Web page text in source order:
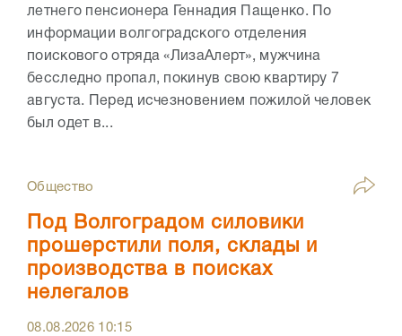
летнего пенсионера Геннадия Пащенко. По
информации волгоградского отделения
поискового отряда «ЛизаАлерт», мужчина
бесследно пропал, покинув свою квартиру 7
августа. Перед исчезновением пожилой человек
был одет в...
Общество
Под Волгоградом силовики
прошерстили поля, склады и
производства в поисках
нелегалов
08.08.2026 10:15